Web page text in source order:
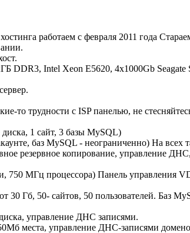
работаем с февраля 2011 года
DDR3, Intel Xeon E5620, 4х1000Gb
то трудности с ISP панелью, не
1 сайт, 3 базы MySQL)
баз MySQL - неограниченно) На
резервное копирование, управление
750 МГц процессора) Панель управления
30 Гб, 50- сайтов, 50 пользователей. Баз
управление ДНС записями.
места, управление ДНС-записями